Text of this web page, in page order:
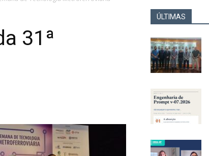
31ª
ÚLTIMAS